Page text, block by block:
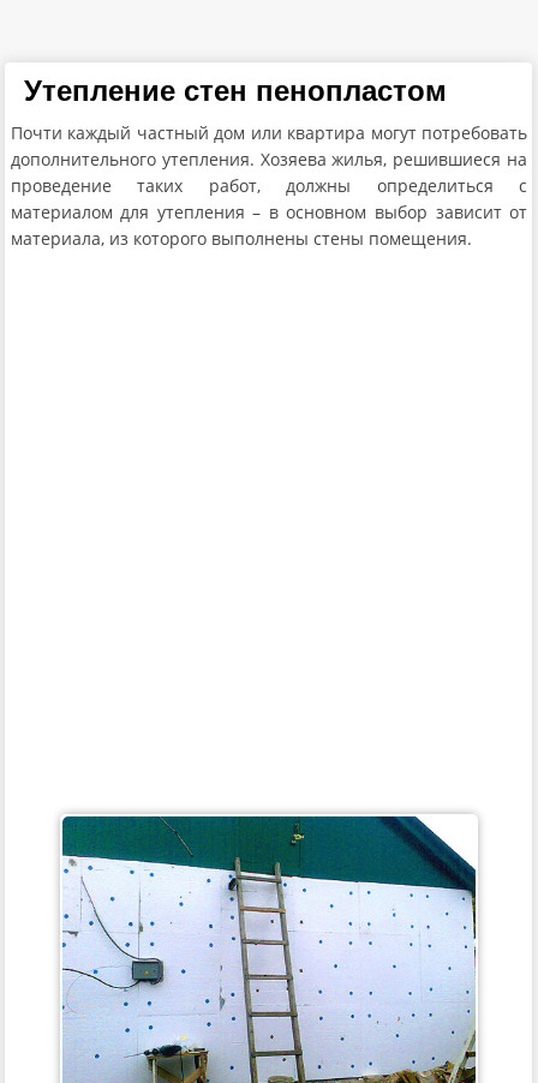
Утепление стен пенопластом
Почти каждый частный дом или квартира могут потребовать
дополнительного утепления. Хозяева жилья, решившиеся на
проведение таких работ, должны определиться с
материалом для утепления – в основном выбор зависит от
материала, из которого выполнены стены помещения.